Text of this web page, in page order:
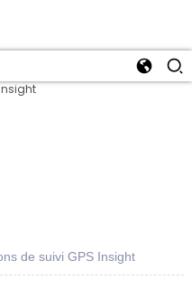
de suivi GPS Insight